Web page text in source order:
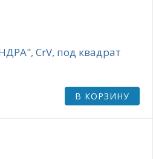
CrV, под квадрат
В КОРЗИНУ